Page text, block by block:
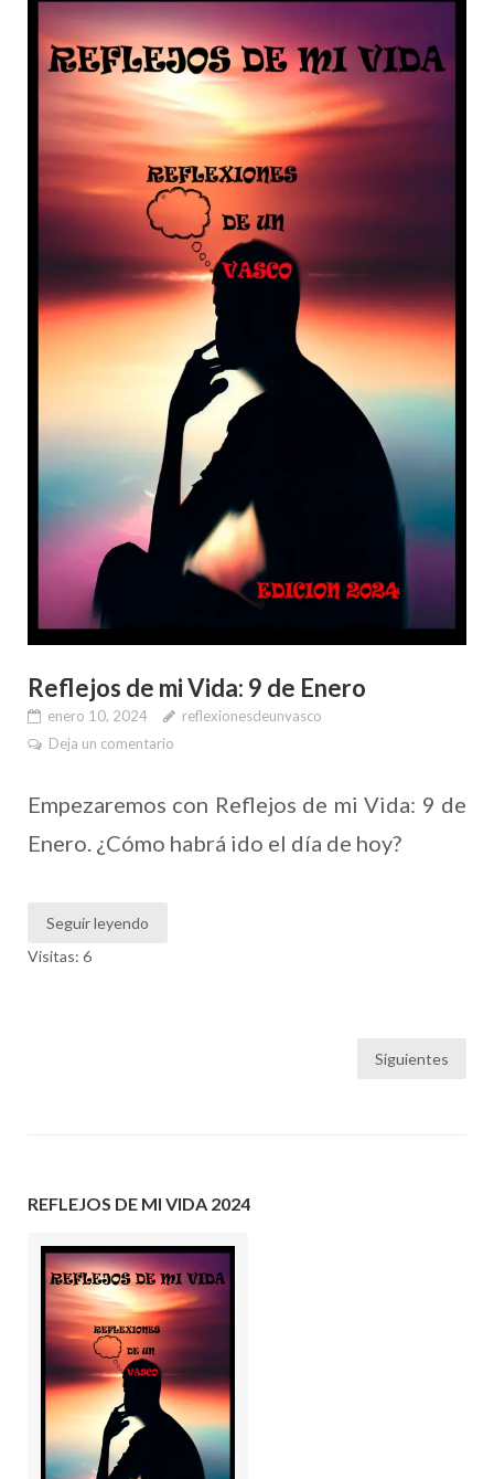
Reflejos de mi Vida: 9 de Enero
enero 10, 2024
reflexionesdeunvasco
Deja un comentario
Empezaremos con Reflejos de mi Vida: 9 de
Enero. ¿Cómo habrá ido el día de hoy?
Seguir leyendo
Visitas: 6
Siguientes
REFLEJOS DE MI VIDA 2024